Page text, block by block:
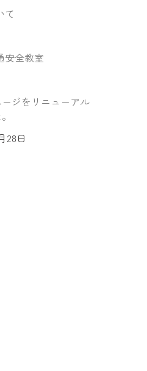
て
全教室
ジをリニューアル
28日